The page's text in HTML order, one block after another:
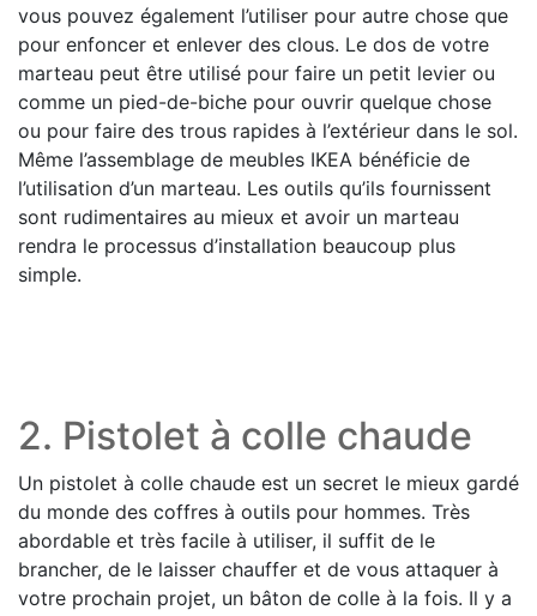
vous pouvez également l’utiliser pour autre chose que
pour enfoncer et enlever des clous. Le dos de votre
marteau peut être utilisé pour faire un petit levier ou
comme un pied-de-biche pour ouvrir quelque chose
ou pour faire des trous rapides à l’extérieur dans le sol.
Même l’assemblage de meubles IKEA bénéficie de
l’utilisation d’un marteau. Les outils qu’ils fournissent
sont rudimentaires au mieux et avoir un marteau
rendra le processus d’installation beaucoup plus
simple.
2. Pistolet à colle chaude
Un pistolet à colle chaude est un secret le mieux gardé
du monde des coffres à outils pour hommes. Très
abordable et très facile à utiliser, il suffit de le
brancher, de le laisser chauffer et de vous attaquer à
votre prochain projet, un bâton de colle à la fois. Il y a